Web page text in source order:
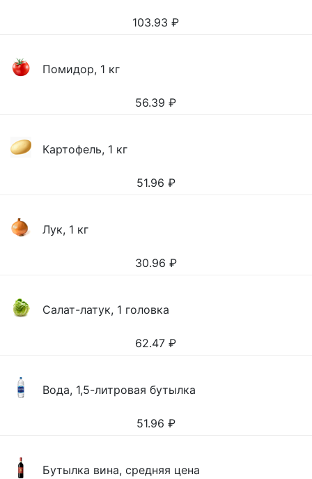
103.93 ₽
Помидор, 1 кг
56.39 ₽
Картофель, 1 кг
51.96 ₽
Лук, 1 кг
30.96 ₽
Салат-латук, 1 головка
62.47 ₽
Вода, 1,5-литровая бутылка
51.96 ₽
Бутылка вина, средняя цена